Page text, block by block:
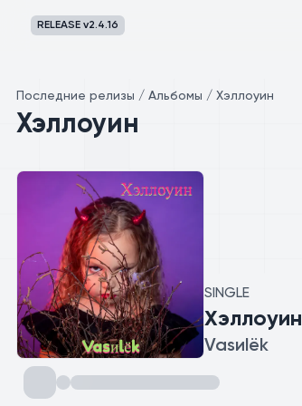
RELEASE v2.4.16
Последние релизы / Альбомы / Хэллоуин
Хэллоуин
SINGLE
Хэллоуин
Vasиlёk